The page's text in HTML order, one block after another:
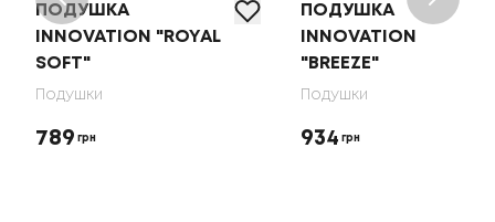
ПОДУШКА
INNOVATION "ROYAL
SOFT"
Подушки
789 грн
ПОДУШКА
INNOVATION
"BREEZE"
Подушки
934 грн